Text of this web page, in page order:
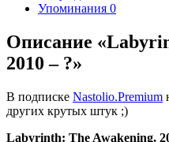
Упоминания 0
Описание
2010 – ?»
В подписке Nastolio.Premium
других крутых штук ;)
Labyrinth: The Awakening,